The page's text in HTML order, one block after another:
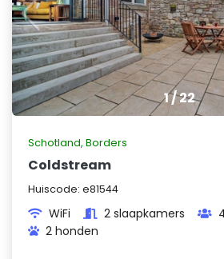
1/22
Schotland, Borders
Coldstream
Huiscode: e81544
WiFi 2 slaapkamers
2 honden